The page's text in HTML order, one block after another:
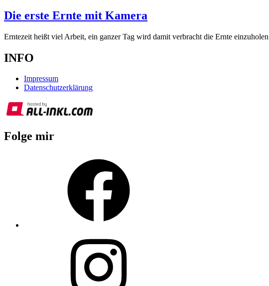
Die erste Ernte mit Kamera
Erntezeit heißt viel Arbeit, ein ganzer Tag wird damit verbracht die Ernte
INFO
Impressum
Datenschutzerklärung
Folge mir